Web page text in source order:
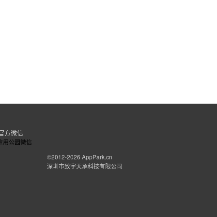
方微信
©2012-2026 AppPark.cn
深圳市致宇天承科技有限公司